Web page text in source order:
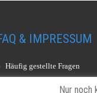
& IMPRESSUM
Häufig gestellte Fragen
Nur noch